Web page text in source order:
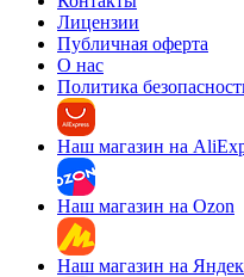
Лицензии
Публичная оферта
О нас
Политика
Наш магазин на
Наш магазин на Ozon
Наш магазин на